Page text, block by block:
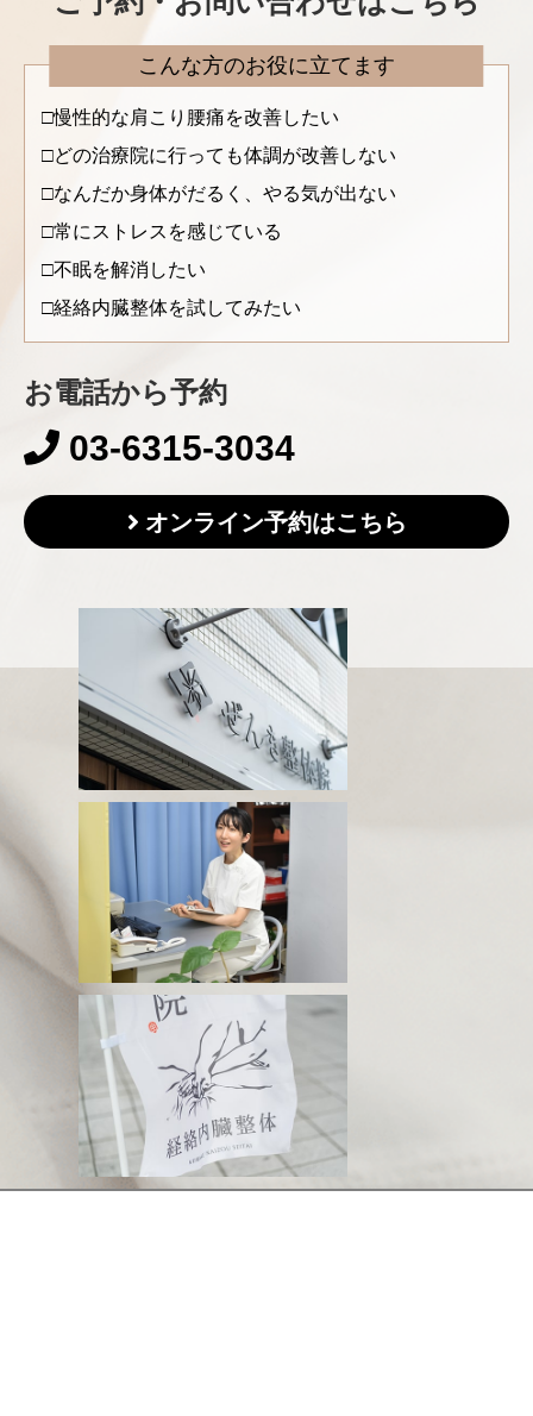
こんな方のお役に立てます
慢性的な肩こり腰痛を改善したい
どの治療院に行っても体調が改善しない
なんだか身体がだるく、やる気が出ない
常にストレスを感じている
不眠を解消したい
経絡内臓整体を試してみたい
お電話から予約
03-6315-3034
オンライン予約はこちら